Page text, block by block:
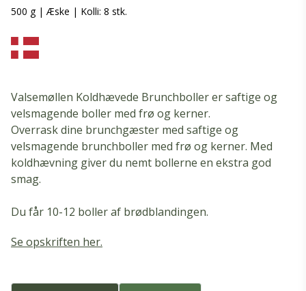
500 g | Æske | Kolli: 8 stk.
Valsemøllen Koldhævede Brunchboller er saftige og
velsmagende boller med frø og kerner.
Overrask dine brunchgæster med saftige og
velsmagende brunchboller med frø og kerner. Med
koldhævning giver du nemt bollerne en ekstra god
smag.
Du får 10-12 boller af brødblandingen.
Se opskriften her.